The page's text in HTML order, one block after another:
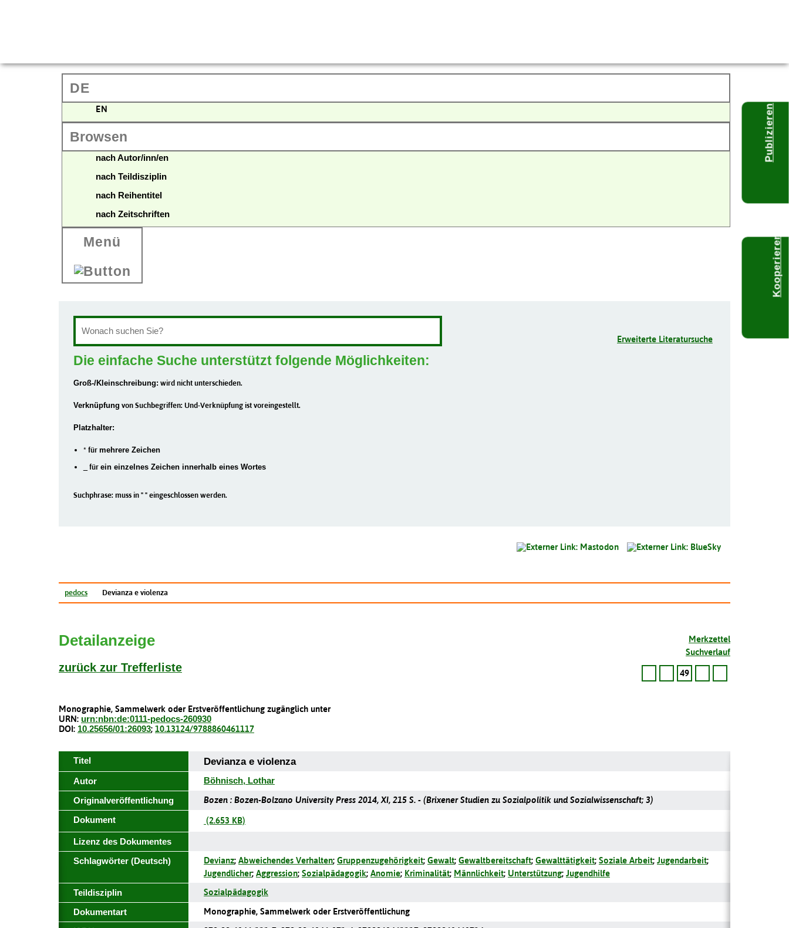
DE
EN
Browsen
nach Autor/inn/en
nach Teildisziplin
nach Reihentitel
nach Zeitschriften
Menü
Die einfache Suche unterstützt folgende Möglichkeiten:
Groß-/Kleinschreibung: wird nicht unterschieden.
Verknüpfung von Suchbegriffen: Und-Verknüpfung ist voreingestellt.
Platzhalter:
* für mehrere Zeichen
_ für ein einzelnes Zeichen innerhalb eines Wortes
Suchphrase: muss in " " eingeschlossen werden.
Erweiterte Literatursuche
pedocs Devianza e violenza
Merkzettel
Suchverlauf
Detailanzeige
zurück zur Trefferliste 49
Monographie, Sammelwerk oder Erstveröffentlichung zugänglich unter
URN: urn:nbn:de:0111-pedocs-260930
DOI: 10.25656/01:26093; 10.13124/9788860461117
Titel Devianza e violenza
Autor
Böhnisch, Lothar
Originalveröffentlichung
Bozen : Bozen-Bolzano University Press 2014, XI, 215 S. - (Brixener Studien zu Sozialpolitik und Sozialwissenschaft; 3)
Dokument
(2.653 KB)
Lizenz des Dokumentes
Schlagwörter (Deutsch)
Devianz; Abweichendes Verhalten; Gruppenzugehörigkeit; Gewalt; Gewaltbereitschaft; Gewalttätigkeit; Soziale Arbeit; Jugendarbeit;
Jugendlicher; Aggression; Sozialpädagogik; Anomie; Kriminalität; Männlichkeit; Unterstützung; Jugendhilfe
Teildisziplin
Sozialpädagogik
Dokumentart
Monographie, Sammelwerk oder Erstveröffentlichung
Publizieren
Kooperieren